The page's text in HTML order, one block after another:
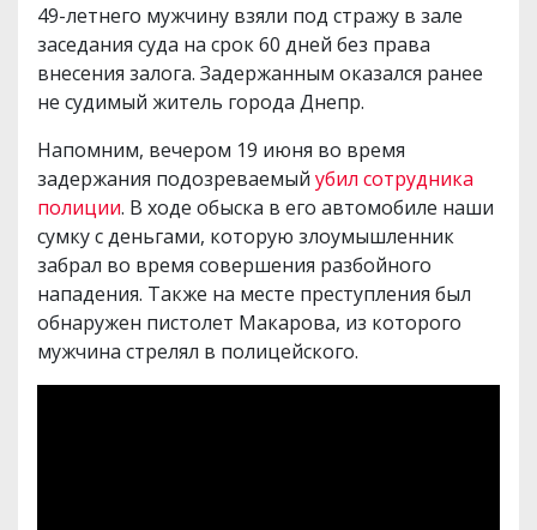
49-летнего мужчину взяли под стражу в зале
заседания суда на срок 60 дней без права
внесения залога. Задержанным оказался ранее
не судимый житель города Днепр.
Напомним, вечером 19 июня во время
задержания подозреваемый убил сотрудника
полиции. В ходе обыска в его автомобиле наши
сумку с деньгами, которую злоумышленник
забрал во время совершения разбойного
нападения. Также на месте преступления был
обнаружен пистолет Макарова, из которого
мужчина стрелял в полицейского.